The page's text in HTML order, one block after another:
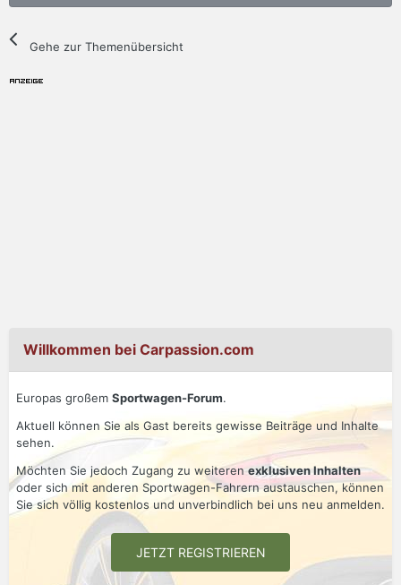
Gehe zur Themenübersicht
Willkommen bei Carpassion.com
Europas großem Sportwagen-Forum.
Aktuell können Sie als Gast bereits gewisse Beiträge und Inhalte
sehen.
Möchten Sie jedoch Zugang zu weiterenexklusiven Inhalten
oder sich mit anderen Sportwagen-Fahrern austauschen, können
Sie sich völlig kostenlos und unverbindlich bei uns neu anmelden.
JETZT REGISTRIEREN